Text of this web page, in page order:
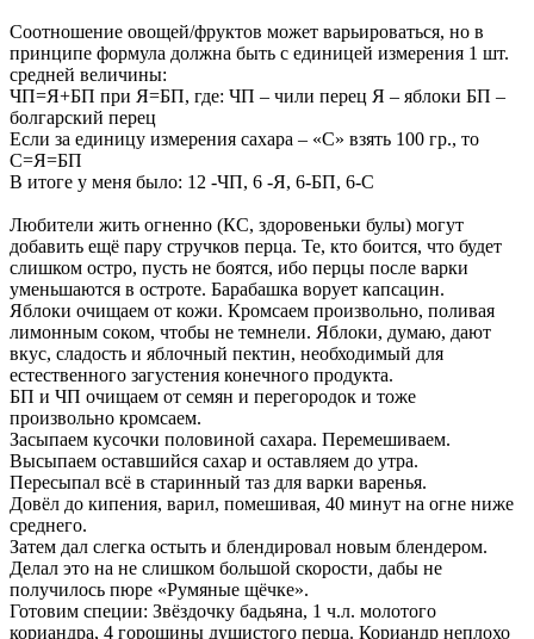
Соотношение овощей/фруктов может варьироваться, но в
принципе формула должна быть с единицей измерения 1 шт.
средней величины:
ЧП=Я+БП при Я=БП, где: ЧП – чили перец Я – яблоки БП –
болгарский перец
Если за единицу измерения сахара – «С» взять 100 гр., то
С=Я=БП
В итоге у меня было: 12 -ЧП, 6 -Я, 6-БП, 6-С
Любители жить огненно (КС, здоровеньки булы) могут
добавить ещё пару стручков перца. Те, кто боится, что будет
слишком остро, пусть не боятся, ибо перцы после варки
уменьшаются в остроте. Барабашка ворует капсацин.
Яблоки очищаем от кожи. Кромсаем произвольно, поливая
лимонным соком, чтобы не темнели. Яблоки, думаю, дают
вкус, сладость и яблочный пектин, необходимый для
естественного загустения конечного продукта.
БП и ЧП очищаем от семян и перегородок и тоже
произвольно кромсаем.
Засыпаем кусочки половиной сахара. Перемешиваем.
Высыпаем оставшийся сахар и оставляем до утра.
Пересыпал всё в старинный таз для варки варенья.
Довёл до кипения, варил, помешивая, 40 минут на огне ниже
среднего.
Затем дал слегка остыть и блендировал новым блендером.
Делал это на не слишком большой скорости, дабы не
получилось пюре «Румяные щёчке».
Готовим специи: Звёздочку бадьяна, 1 ч.л. молотого
кориандра, 4 горошины душистого перца. Кориандр неплохо